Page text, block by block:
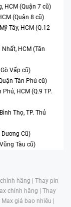
HCM (Quận 7 cũ)
(Quận 8 cũ)
Tây, HCM (Q.12
HCM (Tân
Vấp cũ)
Tân Phú cũ)
HCM (Q.9 TP.
Thọ, TP. Thủ
Dương Cũ)
Tàu cũ)
hãng | Thay pin
chính hãng | Thay
giá bao nhiêu |